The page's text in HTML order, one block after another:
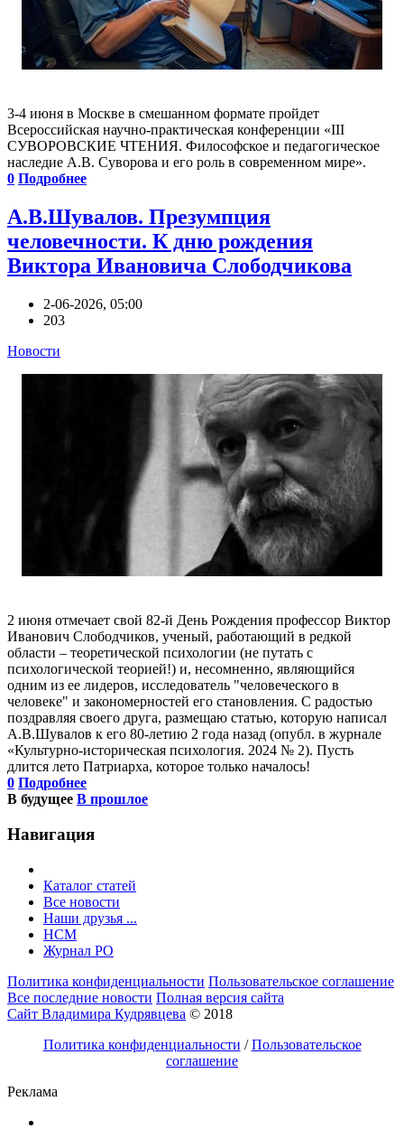
3-4 июня в Москве в смешанном формате пройдет
Всероссийская научно-практическая конференции «III
СУВОРОВСКИЕ ЧТЕНИЯ. Философское и педагогическое
наследие А.В. Суворова и его роль в современном мире».
0 Подробнее
А.В.Шувалов. Презумпция
человечности. К дню рождения
Виктора Ивановича Слободчикова
2-06-2026, 05:00
203
Новости
2 июня отмечает свой 82-й День Рождения профессор Виктор
Иванович Слободчиков, ученый, работающий в редкой
области – теоретической психологии (не путать с
психологической теорией!) и, несомненно, являющийся
одним из ее лидеров, исследователь "человеческого в
человеке" и закономерностей его становления. С радостью
поздравляя своего друга, размещаю статью, которую написал
А.В.Шувалов к его 80-летию 2 года назад (опубл. в журнале
«Культурно-историческая психология. 2024 № 2). Пусть
длится лето Патриарха, которое только началось!
0 Подробнее
В будущее В прошлое
Навигация
Каталог статей
Все новости
Наши друзья ...
HCM
Журнал РО
Политика конфиденциальности Пользовательское соглашение
Все последние новости Полная версия сайта
Сайт Владимира Кудрявцева © 2018
Политика конфиденциальности /Пользовательское
соглашение
Реклама